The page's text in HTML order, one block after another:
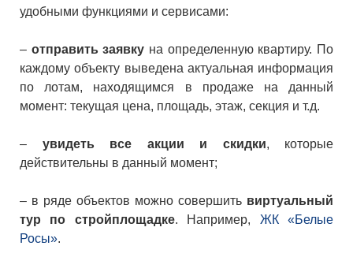
удобными функциями и сервисами:
– отправить заявку на определенную квартиру. По
каждому объекту выведена актуальная информация
по лотам, находящимся в продаже на данный
момент: текущая цена, площадь, этаж, секция и т.д.
– увидеть все акции и скидки, которые
действительны в данный момент;
– в ряде объектов можно совершить виртуальный
тур по стройплощадке. Например, ЖК «Белые
Росы».